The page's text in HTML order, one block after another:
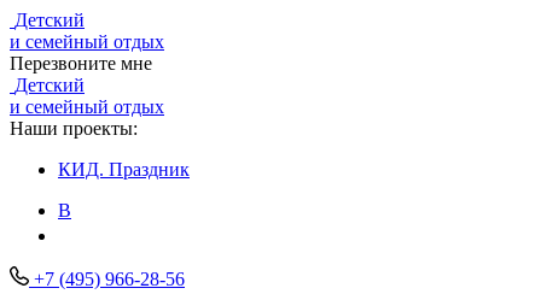
Детский
и семейный отдых
Перезвоните мне
Детский
и семейный отдых
Наши проекты:
КИД. Праздник
В
+7 (495) 966-28-56